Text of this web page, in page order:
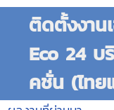
ติดตั้งงาน
Eco 24
คชั่น (ไท